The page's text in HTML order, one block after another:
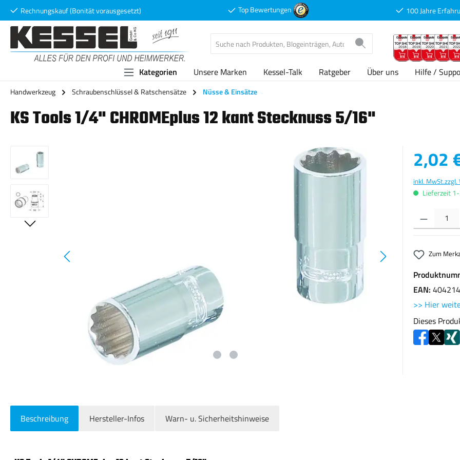
Hauptinhalt springen
Zur Suche springen
Zur Hauptnavigation springen
Rechnungskauf (Bonität vorausgesetzt) Top Bewertungen 100 Jahre
Kategorien Unsere Marken Kessel-Talk Ratgeber Über uns Hilfe /
Handwerkzeug Schraubenschlüssel & Ratschensätze Nüsse & Einsätze
KS Tools 1/4" CHROMEplus 12 kant Stecknuss 5/16"
Bildergalerie überspringen 2,02
inkl. MwSt.zzgl.
Lieferzeit
Produkt Anzahl:
Zum
EAN:
>> Hier
Dieses
Beschreibung Hersteller-Infos Warn- u. Sicherheitshinweise